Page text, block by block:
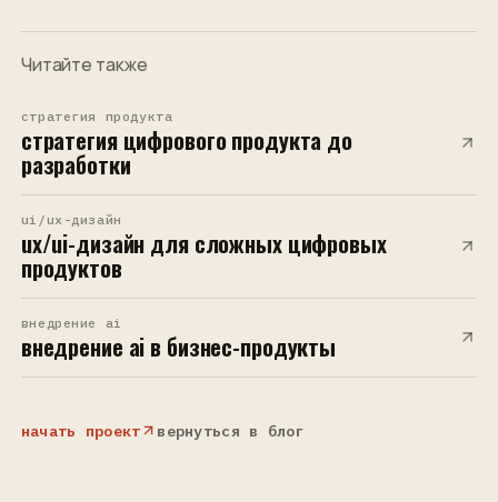
Читайте также
стратегия продукта
стратегия цифрового продукта до
разработки
ui/ux-дизайн
ux/ui-дизайн для сложных цифровых
продуктов
внедрение ai
внедрение ai в бизнес-продукты
начать проект вернуться в блог